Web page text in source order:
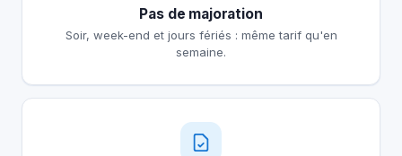
Pas de majoration
Soir, week-end et jours fériés : même tarif qu'en
semaine.